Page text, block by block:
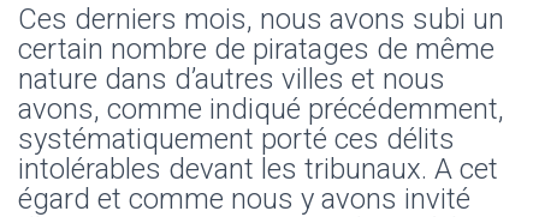
Ces derniers mois, nous avons subi un
certain nombre de piratages de même
nature dans d’autres villes et nous
avons, comme indiqué précédemment,
systématiquement porté ces délits
intolérables devant les tribunaux. A cet
égard et comme nous y avons invité